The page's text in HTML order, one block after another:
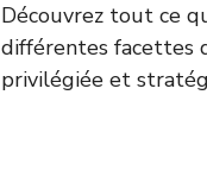
Découvrez tout ce
différentes facettes
privilégiée et